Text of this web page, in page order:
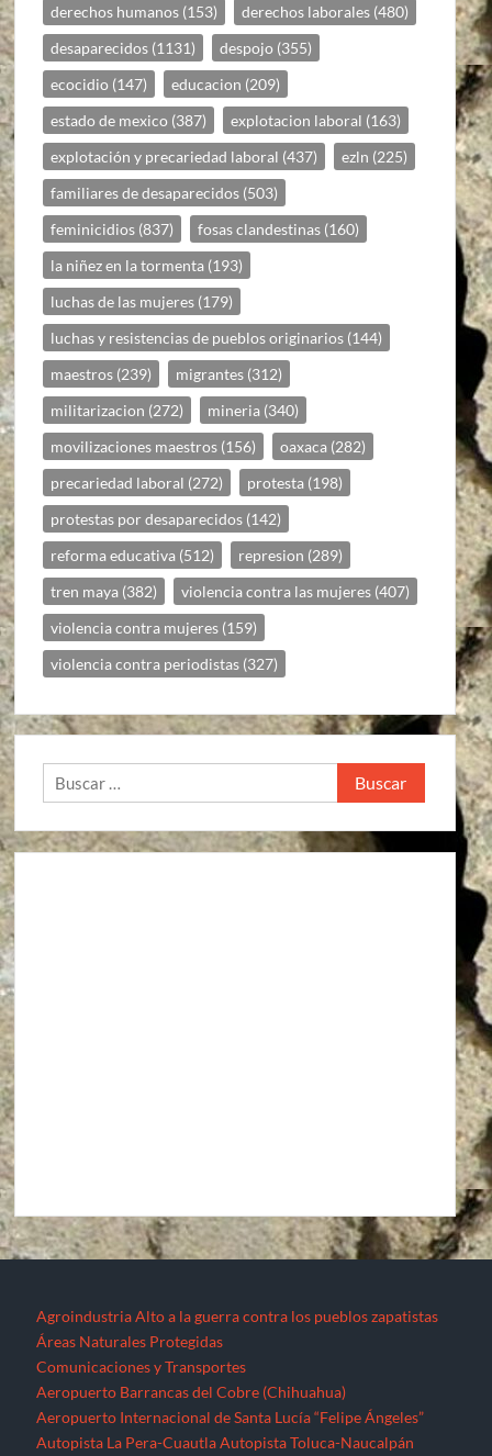
derechos humanos (153) derechos laborales (480)
desaparecidos (1131) despojo (355)
ecocidio (147) educacion (209)
estado de mexico (387) explotacion laboral (163)
explotación y precariedad laboral (437) ezln (225)
familiares de desaparecidos (503)
feminicidios (837) fosas clandestinas (160)
la niñez en la tormenta (193)
luchas de las mujeres (179)
luchas y resistencias de pueblos originarios (144)
maestros (239) migrantes (312)
militarizacion (272) mineria (340)
movilizaciones maestros (156) oaxaca (282)
precariedad laboral (272) protesta (198)
protestas por desaparecidos (142)
reforma educativa (512) represion (289)
tren maya (382) violencia contra las mujeres (407)
violencia contra mujeres (159)
violencia contra periodistas (327)
Buscar:
Agroindustria Alto a la guerra contra los pueblos zapatistas
Áreas Naturales Protegidas
Comunicaciones y Transportes
Aeropuerto Barrancas del Cobre (Chihuahua)
Aeropuerto Internacional de Santa Lucía “Felipe Ángeles”
Autopista La Pera-Cuautla Autopista Toluca-Naucalpán